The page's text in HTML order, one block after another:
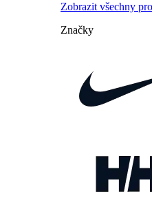
Zobrazit všechny
Značky